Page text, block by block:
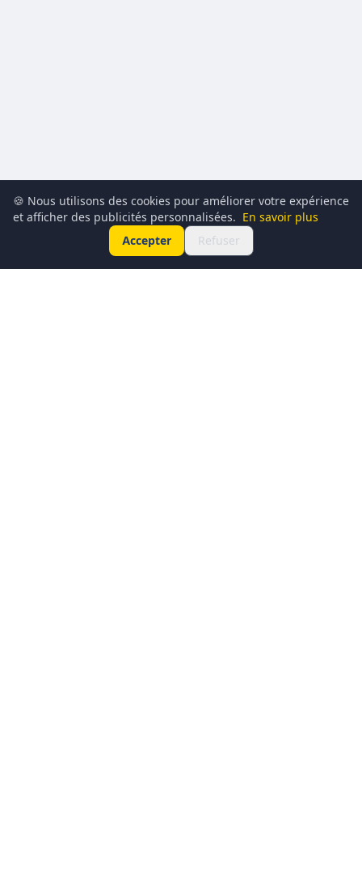
🍪 Nous utilisons des cookies pour améliorer votre expérience
et afficher des publicités personnalisées. En savoir plus
Accepter
Refuser